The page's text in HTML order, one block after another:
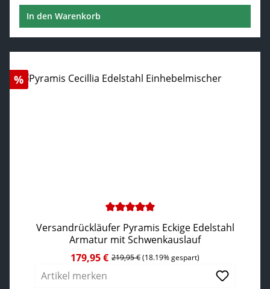
In den Warenkorb
Rabatt
%
Durchschnittliche Bewertung von 5 von 5 Sternen
Versandrückläufer Pyramis Eckige Edelstahl
Armatur mit Schwenkauslauf
Verkaufspreis:179,95 € Regulärer Preis:
219,95 €(18.19% gespart)
Artikel merken